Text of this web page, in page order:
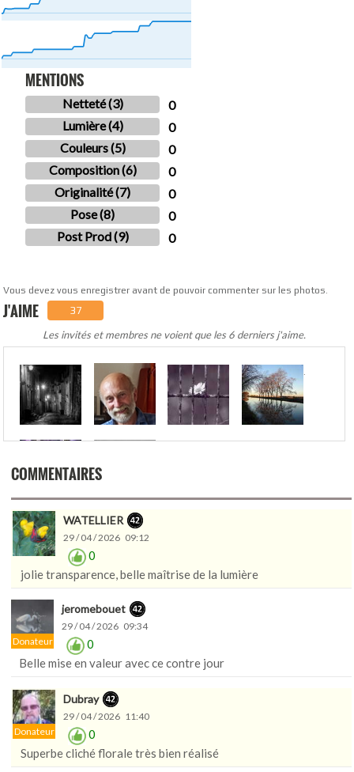
MENTIONS
Netteté (3)
0
Lumière (4)
0
Couleurs (5)
0
Composition (6)
0
Originalité (7)
0
Pose (8)
0
Post Prod (9)
0
Vous devez vous enregistrer avant de pouvoir commenter sur les photos.
J'AIME 37
Les invités et membres ne voient que les 6 derniers j'aime.
.
COMMENTAIRES
WATELLIER
29 / 04 / 2026 09:12
0
jolie transparence, belle maîtrise de la lumière
Donateur
jeromebouet
29 / 04 / 2026 09:34
0
Belle mise en valeur avec ce contre jour
Donateur
Dubray
29 / 04 / 2026 11:40
0
Superbe cliché florale très bien réalisé